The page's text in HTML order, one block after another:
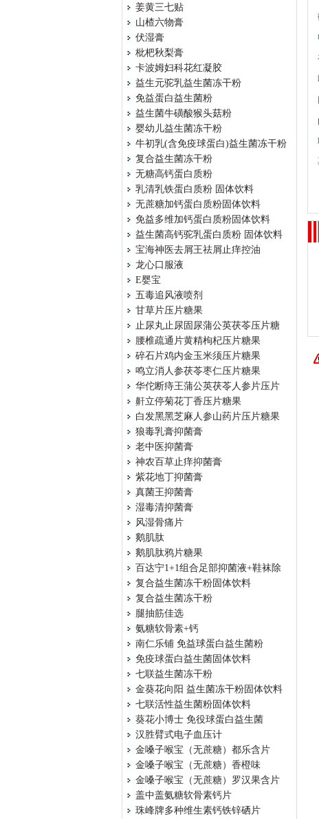
姜黄三七贴
山楂六物膏
伏湿膏
枇杷秋梨膏
卡波姆妇科花红凝胶
益生元驼乳益生菌冻干粉
免益蛋白益生菌粉
益生菌牛磺酸猴头菇粉
婴幼儿益生菌冻干粉
牛初乳(含免疫球蛋白)益生菌冻干粉
复合益生菌冻干粉
无糖高钙蛋白质粉
乳清乳铁蛋白质粉 固体饮料
无蔗糖加钙蛋白质粉固体饮料
免益多维加钙蛋白质粉固体饮料
益生菌高钙驼乳蛋白质粉 固体饮料
宝海神医去屑王祛屑止痒控油
龙心口服液
E婴宝
五毒追风液喷剂
甘草片压片糖果
止尿丸止尿固尿蒲公英茯苓压片糖
腰椎疏通片黄精枸杞压片糖果
碎石片鸡内金玉米须压片糖果
鸣立消人参茯苓枣仁压片糖果
华佗断痔王蒲公英茯苓人参片压片
鼾立停菊花丁香压片糖果
白发黑黑芝麻人参山药片压片糖果
狼毒乳膏抑菌膏
老中医抑菌膏
神农百草止痒抑菌膏
紫花地丁抑菌膏
真菌王抑菌膏
湿毒清抑菌膏
风湿骨痛片
鹅肌肽
鹅肌肽鸦片糖果
百达宁1+1组合足部抑菌液+鞋袜除
复合益生菌冻干粉固体饮料
复合益生菌冻干粉
腿抽筋佳选
氨糖软骨素+钙
南仁乐铺 免益球蛋白益生菌粉
免疫球蛋白益生菌固体饮料
七联益生菌冻干粉
金葵花向阳 益生菌冻干粉固体饮料
七联活性益生菌粉固体饮料
葵花小博士 免役球蛋白益生菌
汉胜臂式电子血压计
金嗓子喉宝（无蔗糖）都乐含片
金嗓子喉宝（无蔗糖）香橙味
金嗓子喉宝（无蔗糖）罗汉果含片
盖中盖氨糖软骨素钙片
珠峰牌多种维生素钙铁锌硒片